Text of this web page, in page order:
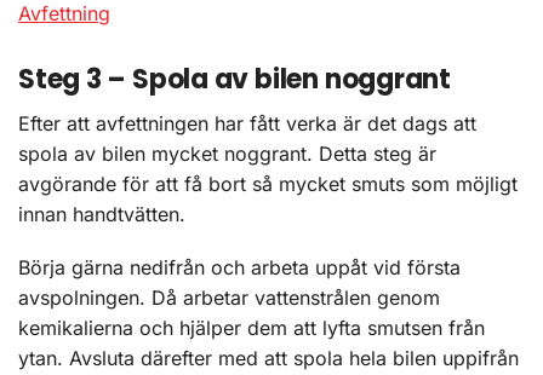
Avfettning
Steg 3 – Spola av bilen noggrant
Efter att avfettningen har fått verka är det dags att
spola av bilen mycket noggrant. Detta steg är
avgörande för att få bort så mycket smuts som möjligt
innan handtvätten.
Börja gärna nedifrån och arbeta uppåt vid första
avspolningen. Då arbetar vattenstrålen genom
kemikalierna och hjälper dem att lyfta smutsen från
ytan. Avsluta därefter med att spola hela bilen uppifrån